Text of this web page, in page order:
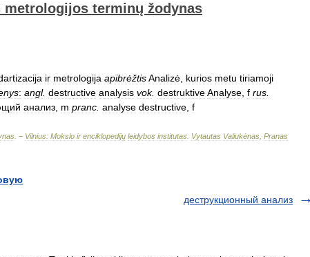
terminų žodynas
ir metrologija apibrėžtisAnalizė kurios metu tiriamoji
: angl. destructive analysis vok. destruktiveAnalyse f rus
анализ m pranc analyse destructive f
. – Vilnius: Mokslo ir enciklopedijų leidybos institutas Vytautas Valiukėnas Pranas
деструкционный анализ